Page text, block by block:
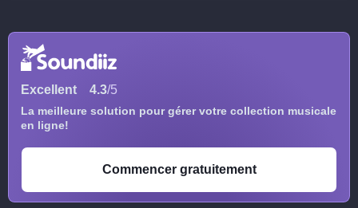
Excellent 4.3/5
La meilleure solution pour gérer votre collection musicale
en ligne!
Commencer gratuitement